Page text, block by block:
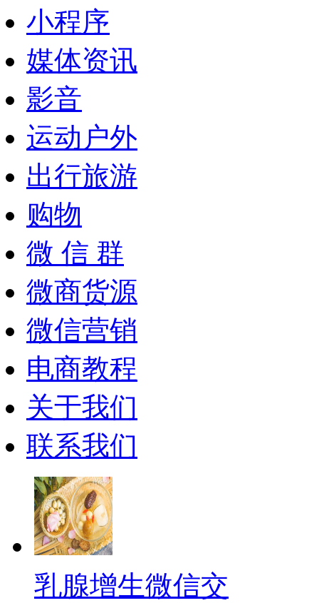
小程序
媒体资讯
影音
运动户外
出行旅游
购物
微 信 群
微商货源
微信营销
电商教程
关于我们
联系我们
乳腺增生微信交